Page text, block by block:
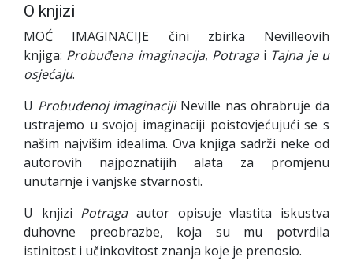
O knjizi
MOĆ IMAGINACIJE čini zbirka Nevilleovih
knjiga: Probuđena imaginacija, Potragai Tajna je u
osjećaju.
U Probuđenoj imaginacijiNeville nas ohrabruje da
ustrajemo u svojoj imaginaciji poistovjećujući se s
našim najvišim idealima. Ova knjiga sadrži neke od
autorovih najpoznatijih alata za promjenu
unutarnje i vanjske stvarnosti.
U knjizi Potragaautor opisuje vlastita iskustva
duhovne preobrazbe, koja su mu potvrdila
istinitost i učinkovitost znanja koje je prenosio.